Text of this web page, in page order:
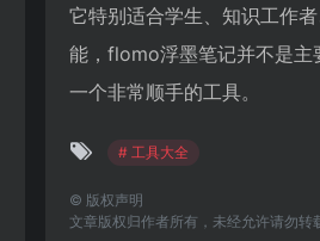
它特别适合学生、知识工作
能，flomo浮墨笔记并不是主
一个非常顺手的工具。
# 工具大全
© 版权声明
文章版权归作者所有，未经允许请勿转